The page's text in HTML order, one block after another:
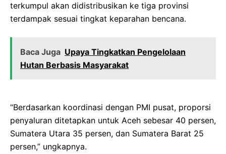
terkumpul akan didistribusikan ke tiga provinsi
terdampak sesuai tingkat keparahan bencana.
Baca Juga Upaya Tingkatkan Pengelolaan
Hutan Berbasis Masyarakat
“Berdasarkan koordinasi dengan PMI pusat, proporsi
penyaluran ditetapkan untuk Aceh sebesar 40 persen,
Sumatera Utara 35 persen, dan Sumatera Barat 25
persen,” ungkapnya.